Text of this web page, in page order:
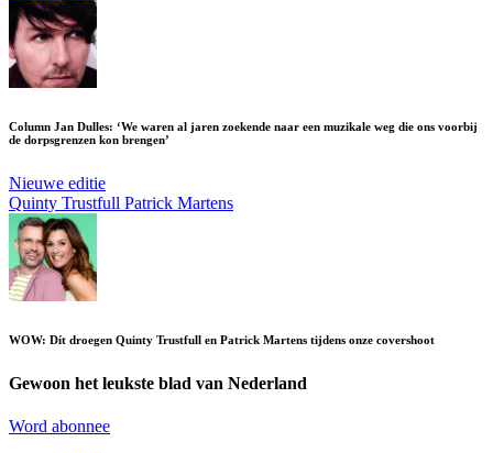
Column Jan Dulles: ‘We waren al jaren zoekende naar een muzikale weg die ons voorbij
de dorpsgrenzen kon brengen’
Nieuwe editie
Quinty Trustfull Patrick Martens
WOW: Dít droegen Quinty Trustfull en Patrick Martens tijdens onze covershoot
Gewoon het leukste blad van Nederland
Word abonnee